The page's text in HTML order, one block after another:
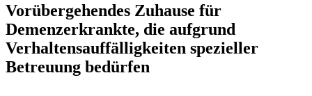
Vorübergehendes Zuhause für
Demenzerkrankte, die aufgrund
Verhaltensauffälligkeiten spezieller
Betreuung bedürfen